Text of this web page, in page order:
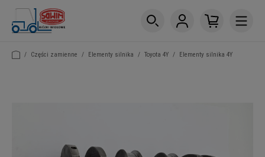
/ Części zamienne / Elementy silnika / Toyota 4Y / Elementy silnika 4Y